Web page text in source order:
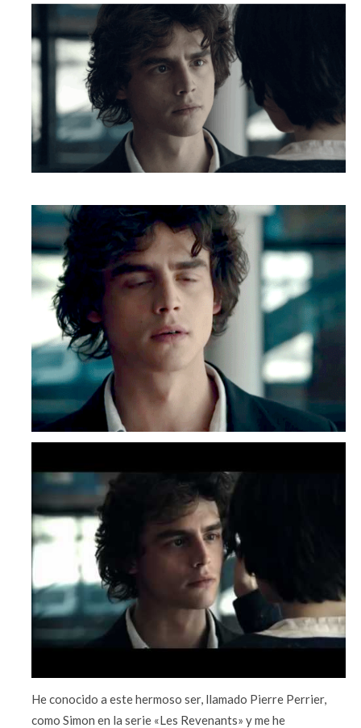
He conocido a este hermoso ser, llamado Pierre Perrier,
como Simon en la serie «Les Revenants» y me he